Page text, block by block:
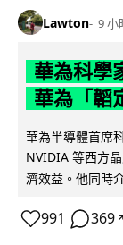
Lawton 9 小
華為科學
華為「韜
華為半導體首席
NVIDIA 等西方
濟效益。他同時
991 369 ↗